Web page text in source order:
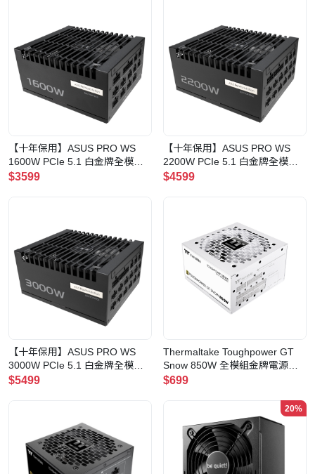
【十年保用】ASUS PRO WS
1600W PCIe 5.1 白金牌全模組
電源供應器(ASUS-PRO-WS-
$3599
【十年保用】ASUS PRO WS
2200W PCIe 5.1 白金牌全模組
電源供應器(ASUS-PRO-WS-
$4599
【十年保用】ASUS PRO WS
3000W PCIe 5.1 白金牌全模組
電源供應器(ASUS-PRO-WS-
$5499
Thermaltake Toughpower GT
Snow 850W 全模組金牌電源供
應器
$699
20%